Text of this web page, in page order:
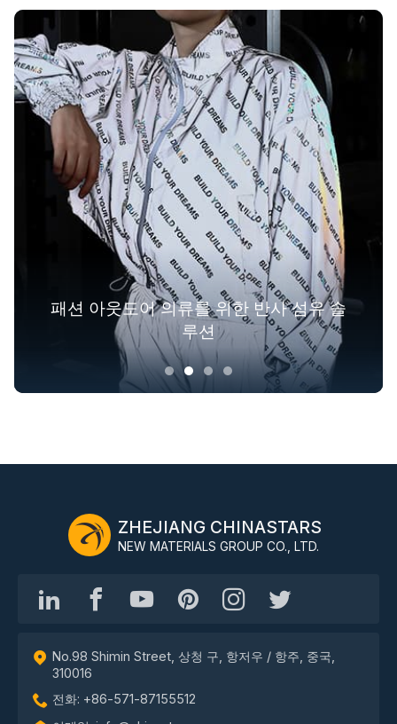
PPE 작업복용 반사 테이프 솔루션
패션 아웃도어 의류를 위한 반사 섬유 솔
루션
겉옷을 위한 야광 패브릭 솔루션
산업 전반에 걸친 안전복 솔루션
ZHEJIANG CHINASTARS
NEW MATERIALS GROUP CO., LTD.
No.98 Shimin Street, 상청 구, 항저우 / 항주, 중국,
310016
전화: +86-571-87155512